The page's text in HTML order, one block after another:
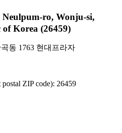
ro, Wonju-si,
Korea (26459)
동 1763 현대프라자
ZIP code): 26459